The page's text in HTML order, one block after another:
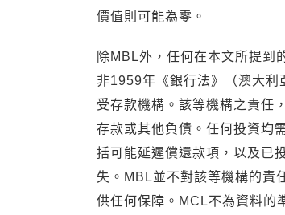
價值則可能為零。
除MBL外，任何在本文所提到
非1959年《銀行法》（澳大利
受存款機構。該等機構之責任
存款或其他負債。任何投資均
括可能延遲償還款項，以及已
失。MBL並不對該等機構的責
供任何保障。MCL不為資料的